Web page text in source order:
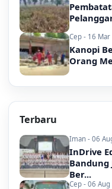
Cep - 16
Kanopi
Orang
Terbaru
Iman - 06
InDrive
Bandung
Ber...
Cep - 06